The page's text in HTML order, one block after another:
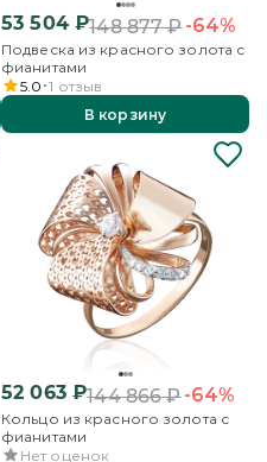
53 504₽148 877₽-64%
Подвеска из красного золота с
фианитами
5.0 1 отзыв
В корзину
52 063₽144 866₽-64%
Кольцо из красного золота с
фианитами
Нет оценок